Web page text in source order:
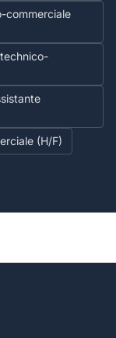
commerciale
(H/F)